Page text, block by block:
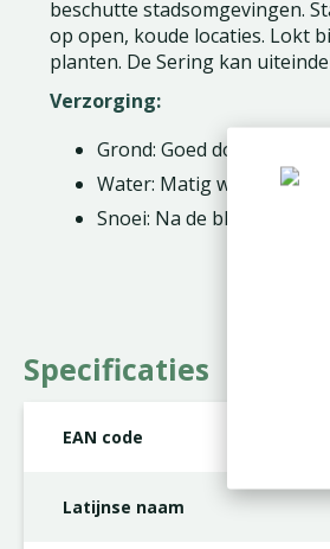
beschutte stadsomgevingen.
op open, koude locaties. Lokt
planten. De Sering kan
Verzorging:
Grond: Goed doorlatende,
Water: Matig water
Snoei: Na de bloei licht in
Specificaties
EAN code
Latijnse naam